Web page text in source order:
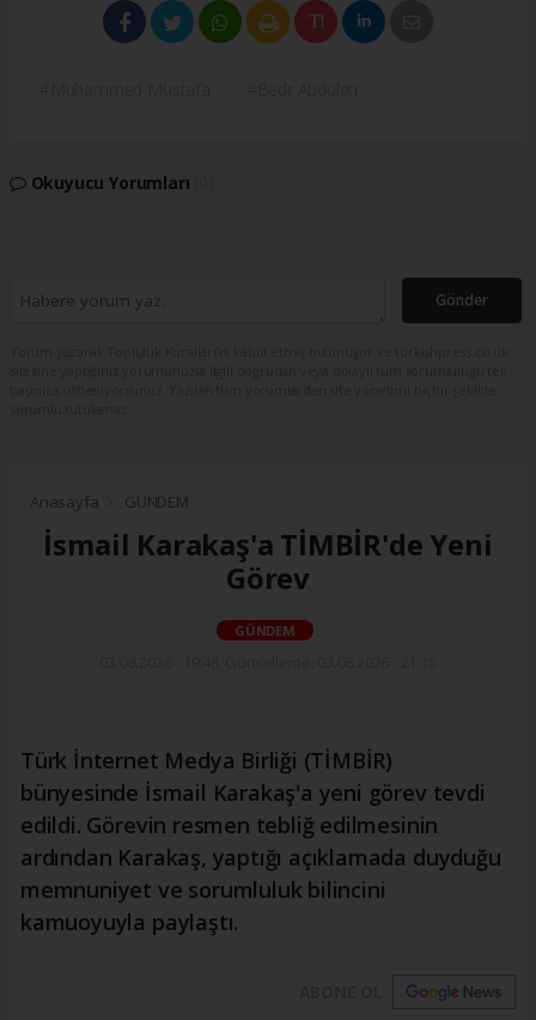
Okuyucu Yorumları
Gönder
Anasayfa GÜNDEM
İsmail Karakaş'a TİMBİR'de Yeni
Görev
GÜNDEM
Türk İnternet Medya Birliği (TİMBİR)
bünyesinde İsmail Karakaş'a yeni görev tevdi
edildi. Görevin resmen tebliğ edilmesinin
ardından Karakaş, yaptığı açıklamada duyduğu
memnuniyet ve sorumluluk bilincini
kamuoyuyla paylaştı.